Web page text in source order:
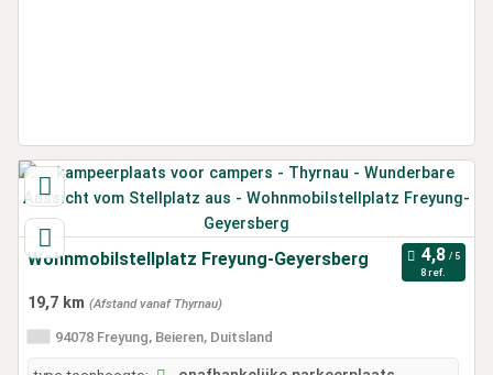
Wohnmobilstellplatz Freyung-Geyersberg
8 ref.
19,7 km (Afstand vanaf Thyrnau)
94078 Freyung, Beieren, Duitsland